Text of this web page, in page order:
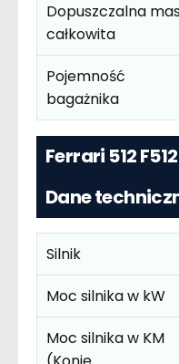
Dopuszczalna
całkowita
Pojemność
bagażnika
Ferrari 512
Dane
Silnik
Moc silnika w kW
Moc silnika w KM